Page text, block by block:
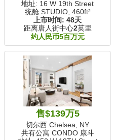
地址: 16 W 19th Street
统舱 STUDIO, 460ft²
上市时间: 48天
距离唐人街中心2英里
约人民币5百万元
售$139万5
切尔西 Chelsea, NY
共有公寓 CONDO 康斗